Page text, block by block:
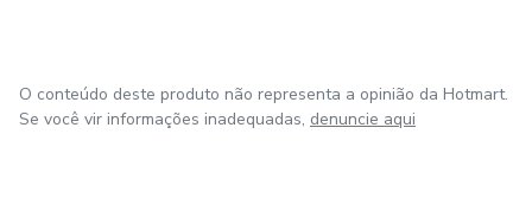
O conteúdo deste produto não representa a opinião da Hotmart.
Se você vir informações inadequadas, denuncie aqui